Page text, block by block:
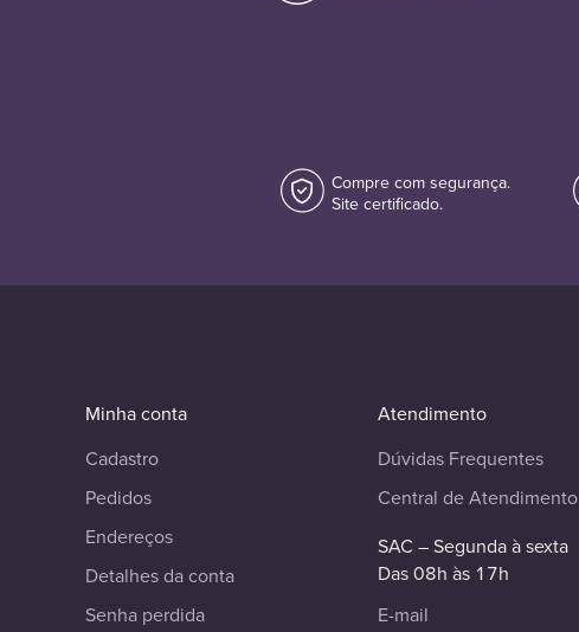
Compre com segurança.
Site certificado.
Minha conta
Cadastro
Pedidos
Endereços
Detalhes da conta
Senha perdida
Atendimento
Dúvidas Frequentes
Central de Atendimento
SAC – Segunda à sexta
Das 08h às 17h
E-mail